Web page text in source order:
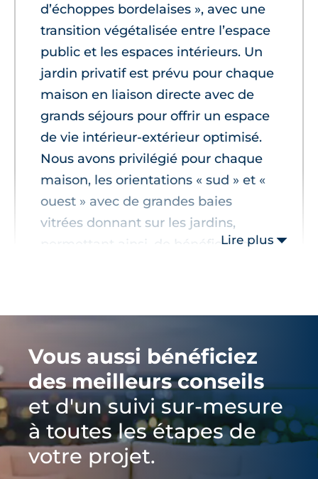
d’échoppes bordelaises », avec une
transition végétalisée entre l’espace
public et les espaces intérieurs. Un
jardin privatif est prévu pour chaque
maison en liaison directe avec de
grands séjours pour offrir un espace
de vie intérieur-extérieur optimisé.
Nous avons privilégié pour chaque
maison, les orientations « sud » et «
ouest » avec de grandes baies
vitrées donnant sur les jardins,
permettant ainsi, de bénéficier d’un
Lire plus
Vous aussi bénéficiez
des meilleurs conseils
et d'un suivi sur-mesure
à toutes les étapes de
votre projet.